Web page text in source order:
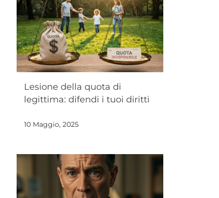
Lesione della quota di
legittima: difendi i tuoi diritti
10 Maggio, 2025